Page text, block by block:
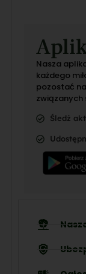
Nasza
każdego
pozostać
związanych
Śledź